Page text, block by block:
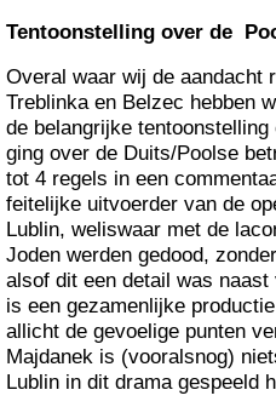
Tentoonstelling over de
Overal waar wij de aandacht
Treblinka en Belzec hebben
de belangrijke
ging over de Duits/Poolse
tot 4 regels in een
feitelijke uitvoerder van de
Lublin, weliswaar met de
Joden werden gedood,
alsof dit een detail was
is een gezamenlijke
allicht de gevoelige punten
Majdanek is (vooralsnog)
Lublin in dit drama gespeeld